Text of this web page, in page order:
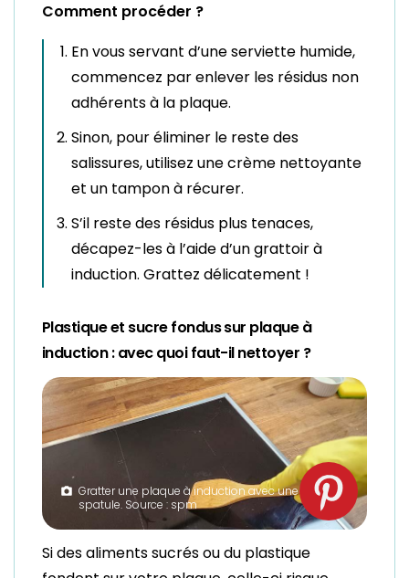
Comment procéder ?
En vous servant d’une serviette humide,
commencez par enlever les résidus non
adhérents à la plaque.
Sinon, pour éliminer le reste des
salissures, utilisez une crème nettoyante
et un tampon à récurer.
S’il reste des résidus plus tenaces,
décapez-les à l’aide d’un grattoir à
induction. Grattez délicatement !
Plastique et sucre fondus sur plaque à
induction : avec quoi faut-il nettoyer ?
Gratter une plaque à induction avec une
spatule. Source : spm
Si des aliments sucrés ou du plastique